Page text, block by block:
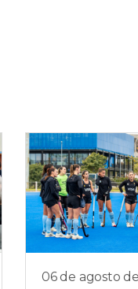
06 de agosto